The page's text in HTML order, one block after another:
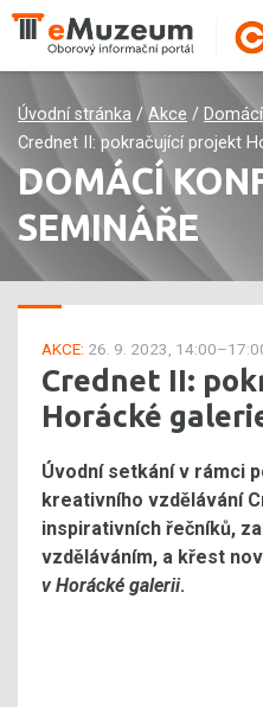
Úvodní stránka / Akce /
Crednet II: pokračující projekt
DOMÁCÍ
SEMINÁŘE
AKCE: 26. 9. 2023,
Crednet II:
Horácké
Úvodní setkání v rámci
kreativního vzdělávání
inspirativních řečníků,
vzděláváním, a křest
v Horácké galerii.